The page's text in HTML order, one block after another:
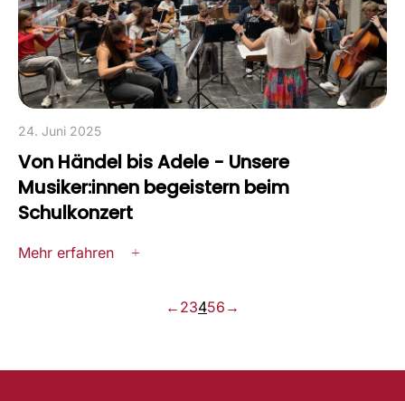
24. Juni 2025
Von Händel bis Adele - Unsere
Musiker:innen begeistern beim
Schulkonzert
Mehr erfahren
← 23456 →